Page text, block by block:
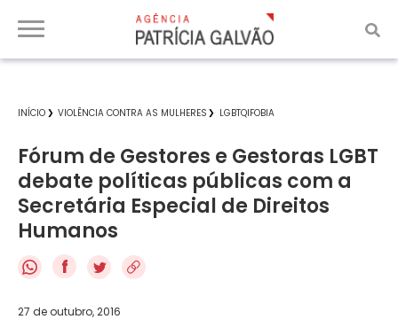
INÍCIO VIOLÊNCIA CONTRA AS MULHERES LGBTQIFOBIA
Fórum de Gestores e Gestoras LGBT
debate políticas públicas com a
Secretária Especial de Direitos
Humanos
f
27 de outubro, 2016